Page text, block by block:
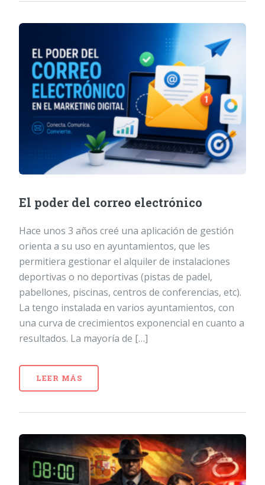
El poder del correo electrónico
Hace unos 3 años creé una aplicación de gestión
orienta a su uso en ayuntamientos, que les
permitiera gestionar el alquiler de instalaciones
deportivas o no deportivas (pistas de padel,
pabellones, piscinas, centros de conferencias, etc).
La tengo instalada en varios ayuntamientos, con
una curva de crecimientos exponencial en cuanto a
resultados. La mayoría de […]
LEER MÁS